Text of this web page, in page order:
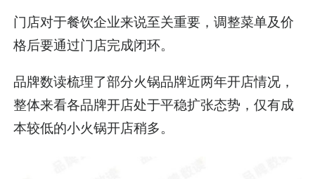
门店对于餐饮企业来说至关重要，调整菜单及价
格后要通过门店完成闭环。
品牌数读梳理了部分火锅品牌近两年开店情况，
整体来看各品牌开店处于平稳扩张态势，仅有成
本较低的小火锅开店稍多。